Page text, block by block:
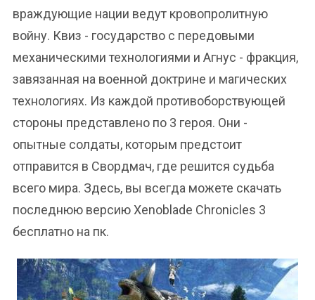
враждующие нации ведут кровопролитную
войну. Квиз - государство с передовыми
механическими технологиями и Агнус - фракция,
завязанная на военной доктрине и магических
технологиях. Из каждой противоборствующей
стороны представлено по 3 героя. Они -
опытные солдаты, которым предстоит
отправится в Свордмач, где решится судьба
всего мира. Здесь, вы всегда можете скачать
последнюю версию Xenoblade Chronicles 3
бесплатно на пк.